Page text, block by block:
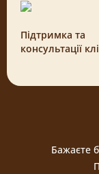
Підтримка та
консультації
Бажаєте